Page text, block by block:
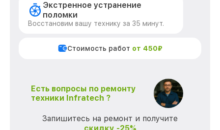
Экстренное устранение
поломки
Восстановим вашу технику за 35 минут.
Стоимость работ от 450₽
Есть вопросы по ремонту
техники Infratech ?
Запишитесь на ремонт и получите